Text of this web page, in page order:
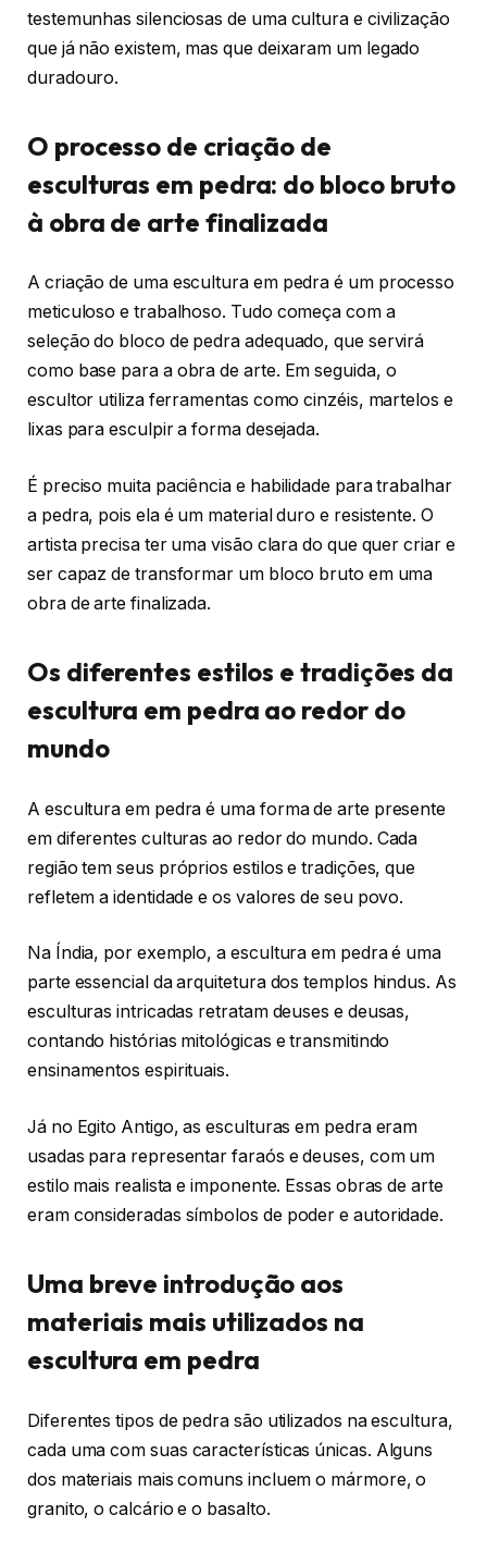
testemunhas silenciosas de uma cultura e civilização
que já não existem, mas que deixaram um legado
duradouro.
O processo de criação de
esculturas em pedra: do bloco bruto
à obra de arte finalizada
A criação de uma escultura em pedra é um processo
meticuloso e trabalhoso. Tudo começa com a
seleção do bloco de pedra adequado, que servirá
como base para a obra de arte. Em seguida, o
escultor utiliza ferramentas como cinzéis, martelos e
lixas para esculpir a forma desejada.
É preciso muita paciência e habilidade para trabalhar
a pedra, pois ela é um material duro e resistente. O
artista precisa ter uma visão clara do que quer criar e
ser capaz de transformar um bloco bruto em uma
obra de arte finalizada.
Os diferentes estilos e tradições da
escultura em pedra ao redor do
mundo
A escultura em pedra é uma forma de arte presente
em diferentes culturas ao redor do mundo. Cada
região tem seus próprios estilos e tradições, que
refletem a identidade e os valores de seu povo.
Na Índia, por exemplo, a escultura em pedra é uma
parte essencial da arquitetura dos templos hindus. As
esculturas intricadas retratam deuses e deusas,
contando histórias mitológicas e transmitindo
ensinamentos espirituais.
Já no Egito Antigo, as esculturas em pedra eram
usadas para representar faraós e deuses, com um
estilo mais realista e imponente. Essas obras de arte
eram consideradas símbolos de poder e autoridade.
Uma breve introdução aos
materiais mais utilizados na
escultura em pedra
Diferentes tipos de pedra são utilizados na escultura,
cada uma com suas características únicas. Alguns
dos materiais mais comuns incluem o mármore, o
granito, o calcário e o basalto.